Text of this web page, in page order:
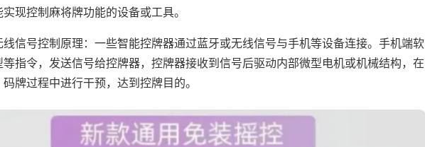
现控制麻将牌功能的设备或工具。
线信号控制原理：一些智能控牌器通过蓝牙或无线信号与手机等设备连接。手机端软
指令，发送信号给控牌器，控牌器接收到信号后驱动内部微型电机或机械结构，在
牌过程中进行干预，达到控牌目的。